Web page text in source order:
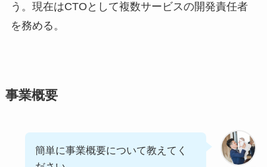
う。現在はCTOとして複数サービスの開発責任者
を務める。
事業概要
簡単に事業概要について教えてく